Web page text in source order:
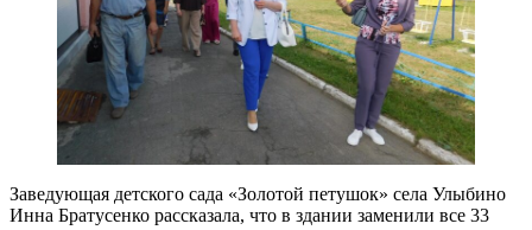
Заведующая детского сада «Золотой петушок» села Улыбино
Инна Братусенко рассказала, что в здании заменили все 33